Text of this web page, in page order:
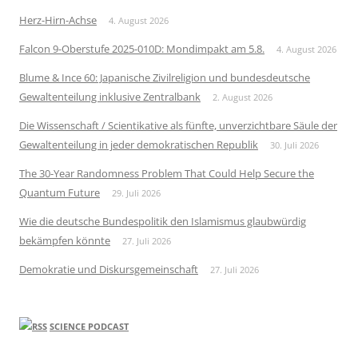
Herz-Hirn-Achse 4. August 2026
Falcon 9-Oberstufe 2025-010D: Mondimpakt am 5.8. 4. August 2026
Blume & Ince 60: Japanische Zivilreligion und bundesdeutsche
Gewaltenteilung inklusive Zentralbank
2. August 2026
Die Wissenschaft / Scientikative als fünfte, unverzichtbare Säule der
Gewaltenteilung in jeder demokratischen Republik
30. Juli 2026
The 30-Year Randomness Problem That Could Help Secure the
Quantum Future
29. Juli 2026
Wie die deutsche Bundespolitik den Islamismus glaubwürdig
bekämpfen könnte
27. Juli 2026
Demokratie und Diskursgemeinschaft 27. Juli 2026
SCIENCE PODCAST